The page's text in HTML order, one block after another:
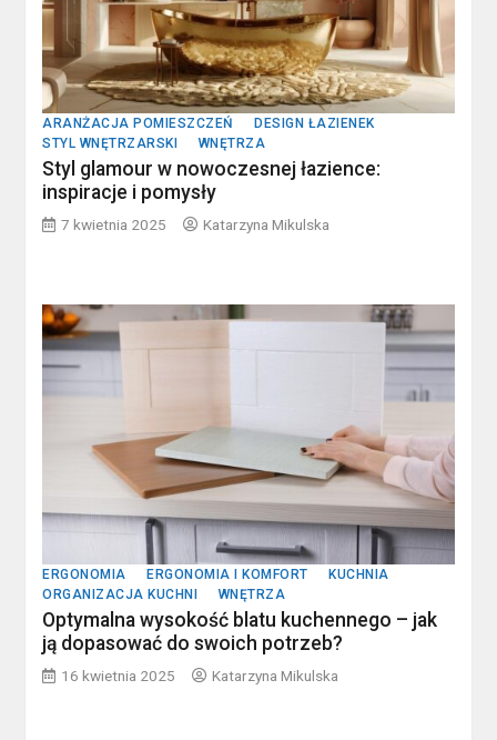
ARANŻACJA POMIESZCZEŃ
DESIGN ŁAZIENEK
STYL WNĘTRZARSKI
WNĘTRZA
Styl glamour w nowoczesnej łazience:
inspiracje i pomysły
7 kwietnia 2025 Katarzyna Mikulska
ERGONOMIA ERGONOMIA I KOMFORT
KUCHNIA
ORGANIZACJA KUCHNI
WNĘTRZA
Optymalna wysokość blatu kuchennego – jak
ją dopasować do swoich potrzeb?
16 kwietnia 2025 Katarzyna Mikulska